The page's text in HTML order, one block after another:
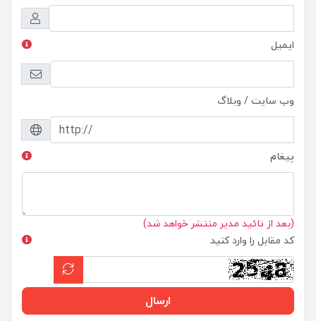
ایمیل
وب سایت / وبلاگ
پیغام
(بعد از تائید مدیر منتشر خواهد شد)
کد مقابل را وارد کنید
ارسال